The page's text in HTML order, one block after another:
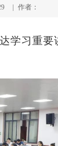
| 作者：
学习重